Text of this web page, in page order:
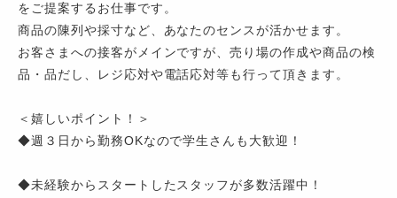
をご提案するお仕事です。
商品の陳列や採寸など、あなたのセンスが活かせます。
お客さまへの接客がメインですが、売り場の作成や商品の検
品・品だし、レジ応対や電話応対等も行って頂きます。
＜嬉しいポイント！＞
◆週３日から勤務OKなので学生さんも大歓迎！
◆未経験からスタートしたスタッフが多数活躍中！